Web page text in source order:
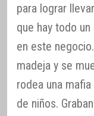
para lograr
que hay todo
en este
madeja y se
rodea una
de niños.